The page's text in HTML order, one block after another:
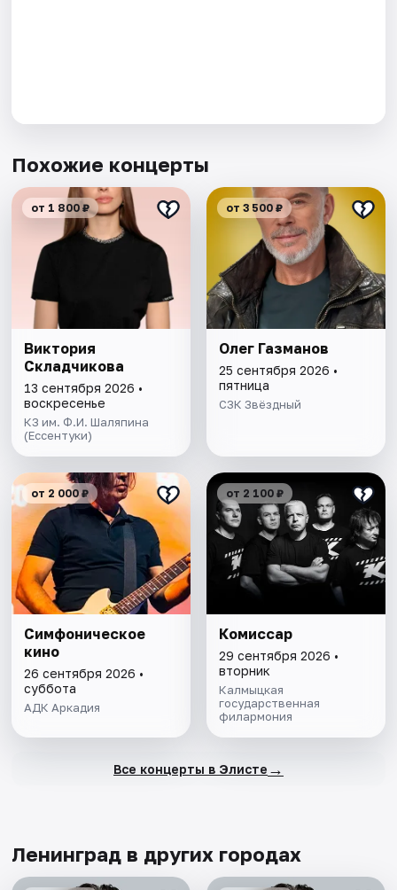
Похожие концерты
от 1 800 ₽
Виктория
Складчикова
13 сентября 2026 •
воскресенье
КЗ им. Ф.И. Шаляпина
(Ессентуки)
от 3 500 ₽
Олег Газманов
25 сентября 2026 •
пятница
СЗК Звёздный
от 2 000 ₽
Симфоническое
кино
26 сентября 2026 •
суббота
АДК Аркадия
от 2 100 ₽
Комиссар
29 сентября 2026 •
вторник
Калмыцкая
государственная
филармония
Все концерты в Элисте →
Ленинград в других городах